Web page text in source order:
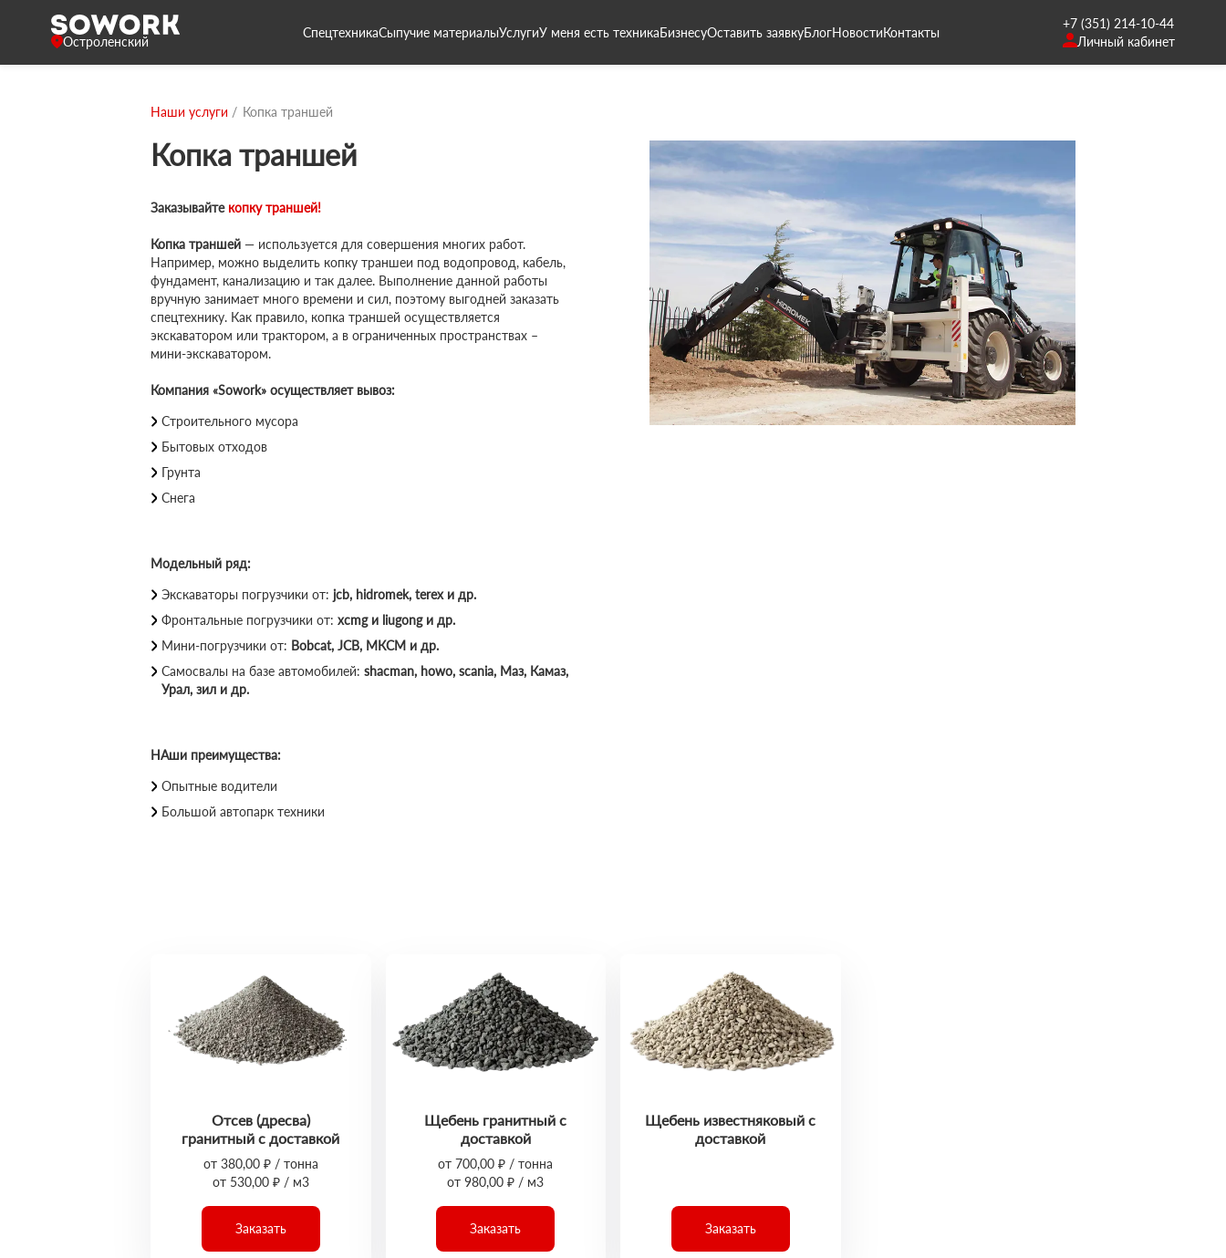
Остроленский
СпецтехникаСыпучие материалыУслугиУ меня есть техникаБизнесуОставить заявкуБлогНовостиКонтакты
+7 (351) 214-10-44
Личный кабинет
Наши услуги Копка траншей
Копка траншей
Заказывайте копку траншей!
Копка траншей — используется для совершения многих работ.
Например, можно выделить копку траншеи под водопровод, кабель,
фундамент, канализацию и так далее. Выполнение данной работы
вручную занимает много времени и сил, поэтому выгодней заказать
спецтехнику. Как правило, копка траншей осуществляется
экскаватором или трактором, а в ограниченных пространствах –
мини-экскаватором.
Компания «Sowork» осуществляет вывоз:
Строительного мусора
Бытовых отходов
Грунта
Снега
Модельный ряд:
Экскаваторы погрузчики от: jcb, hidromek, terex и др.
Фронтальные погрузчики от: xcmg и liugong и др.
Мини-погрузчики от: Bobcat, JCB, МКСМ и др.
Самосвалы на базе автомобилей: shacman, howo, scania, Маз, Камаз,
Урал, зил и др.
НАши преимущества:
Опытные водители
Большой автопарк техники
Отсев (дресва)
гранитный с доставкой
от 380,00 ₽ / тонна
от 530,00 ₽ / м3
Заказать
Щебень гранитный с
доставкой
от 700,00 ₽ / тонна
от 980,00 ₽ / м3
Заказать
Щебень известняковый с
доставкой
Заказать